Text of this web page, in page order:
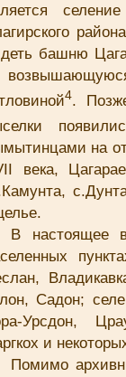
башню
4.
на
века,
В настоящее
Садон;
Урсдон,
и
Помимо